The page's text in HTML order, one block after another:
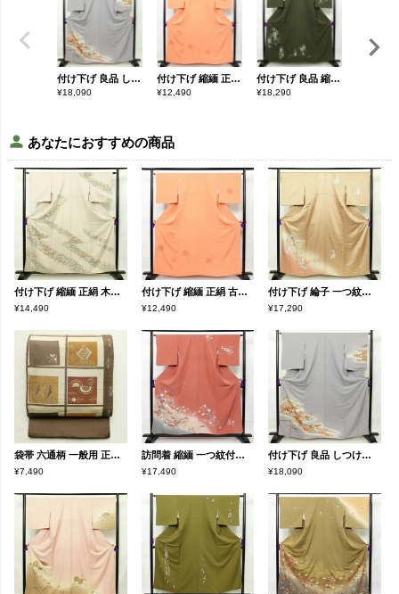
付け下げ 良品 しつけ糸付き 正絹 人物・動物柄 袷仕立て 身丈162.5cm 裄丈65cm 箔 紫・藤色
¥18,090
付け下げ 縮緬 正絹 古典柄 袷仕立て 身丈159cm 裄丈65.5cm 一部しつけ糸付き 橙
¥12,490
付け下げ 良品 縮緬 正絹 古典柄 袷仕立て 身丈159cm 裄丈66.5cm 附下 着物 緑・うぐいす色
¥18,290
あなたにおすすめの商品
付け下げ 縮緬 正絹 木の葉・植物柄 袷仕立て 身丈159cm 裄丈64.5cm 金彩 ベージュ
¥14,490
付け下げ 縮緬 正絹 古典柄 袷仕立て 身丈159cm 裄丈65.5cm 一部しつけ糸付き 橙
¥12,490
付け下げ 綸子 一つ紋付き 正絹 古典柄 袷仕立て 身丈161.5cm 裄丈68.5cm 金彩 ベージュ
¥17,290
袋帯 六通柄 一般用 正絹 幾何学柄・抽象柄 帯 茶
¥7,490
訪問着 縮緬 一つ紋付き 正絹 花柄 袷仕立て 身丈155cm 裄丈65cm 箔 金彩 フォーマル 着物 菊 撫子 紅梅色 ピンク
¥17,490
付け下げ 良品 しつけ糸付き 正絹 人物・動物柄 袷仕立て 身丈162.5cm 裄丈65cm 箔 紫・藤色
¥18,090